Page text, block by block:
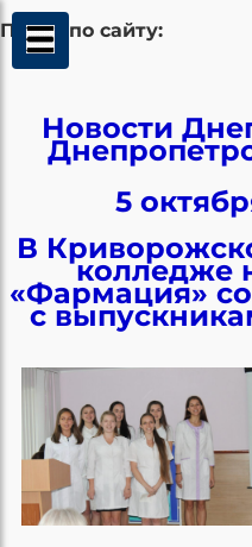
Поиск по сайту:
Новости
5
В
колледже
«Фармация»
с